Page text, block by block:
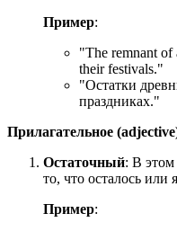
Пример:
"The remnant of
their festivals."
"Остатки
праздниках."
Прилагательное
Остаточный: В этом
то, что осталось или
Пример: